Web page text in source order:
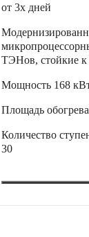
от 3х дней
ТЭНов, стойкие к
Мощность 168
Площадь обогрева
Количество
30